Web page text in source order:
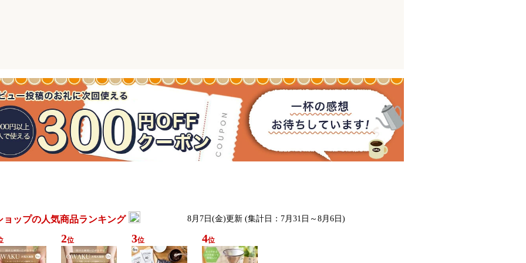
ョップの人気商品ランキング 8月7日(金)更新 (集計日：7月31日～8月6日)
2位 3位 4位